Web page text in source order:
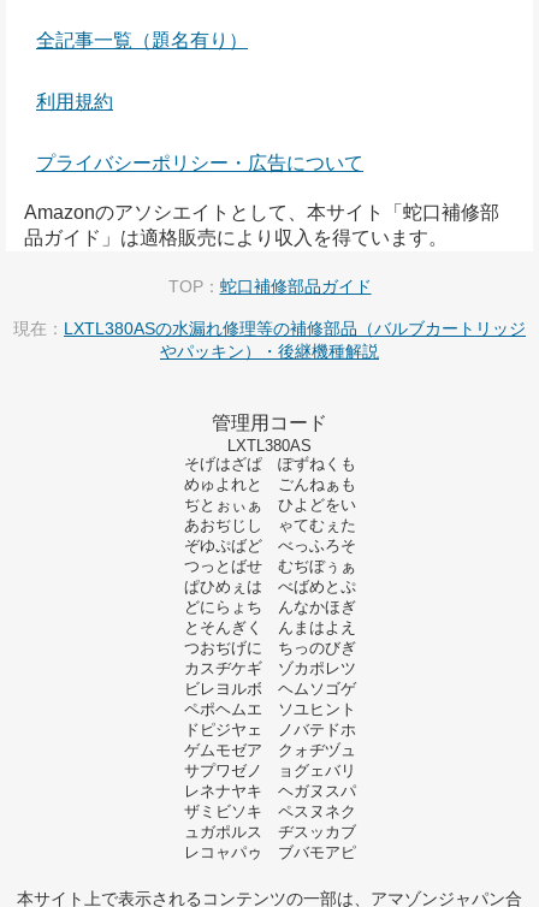
全記事一覧（題名有り）
利用規約
プライバシーポリシー・広告について
Amazonのアソシエイトとして、本サイト「蛇口補修部
品ガイド」は適格販売により収入を得ています。
TOP： 蛇口補修部品ガイド
現在： LXTL380ASの水漏れ修理等の補修部品（バルブカートリッジ
やパッキン）・後継機種解説
管理用コード
LXTL380AS
そげはざぱ ぽずねくも
めゅよれと ごんねぁも
ぢとぉぃぁ ひよどをい
あおぢじし ゃてむぇた
ぞゆぷばど べっふろそ
つっとばせ むぢぼぅぁ
ぱひめぇは べばめとぷ
どにらょち んなかほぎ
とそんぎく んまはよえ
つおぢげに ちっのびぎ
カスヂケギ ゾカポレツ
ビレヨルボ ヘムソゴゲ
ペポヘムエ ソユヒント
ドピジヤェ ノバテドホ
ゲムモゼア クォヂヅュ
サプワゼノ ョグェバリ
レネナヤキ ヘガヌスパ
ザミビソキ ペスヌネク
ュガポルス ヂスッカブ
レコャパゥ ブバモアピ
本サイト上で表示されるコンテンツの一部は、アマゾンジャパン合